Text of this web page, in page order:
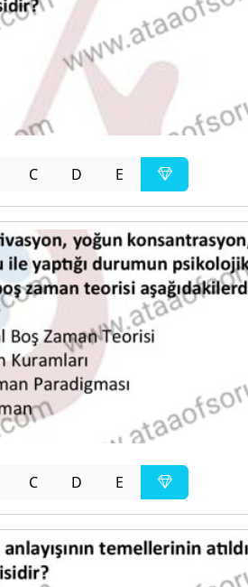
C D E
C D E